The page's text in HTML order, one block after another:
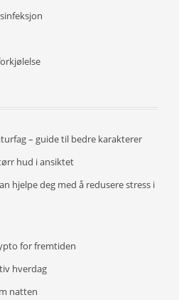
– guide til bedre karakterer
hud i ansiktet
hjelpe deg med å redusere stress i
for fremtiden
hverdag
natten